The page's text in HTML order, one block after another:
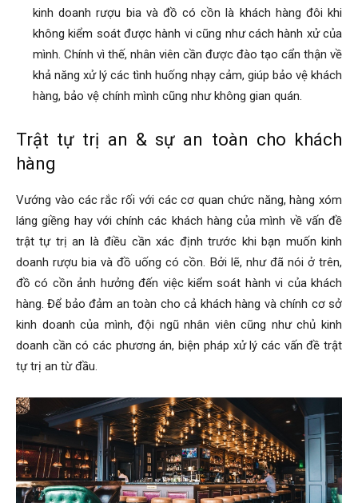
kinh doanh rượu bia và đồ có cồn là khách hàng đôi khi
không kiểm soát được hành vi cũng như cách hành xử của
mình. Chính vì thế, nhân viên cần được đào tạo cẩn thận về
khả năng xử lý các tình huống nhạy cảm, giúp bảo vệ khách
hàng, bảo vệ chính mình cũng như không gian quán.
Trật tự trị an & sự an toàn cho khách
hàng
Vướng vào các rắc rối với các cơ quan chức năng, hàng xóm
láng giềng hay với chính các khách hàng của mình về vấn đề
trật tự trị an là điều cần xác định trước khi bạn muốn kinh
doanh rượu bia và đồ uống có cồn. Bởi lẽ, như đã nói ở trên,
đồ có cồn ảnh hưởng đến việc kiểm soát hành vi của khách
hàng. Để bảo đảm an toàn cho cả khách hàng và chính cơ sở
kinh doanh của mình, đội ngũ nhân viên cũng như chủ kinh
doanh cần có các phương án, biện pháp xử lý các vấn đề trật
tự trị an từ đầu.